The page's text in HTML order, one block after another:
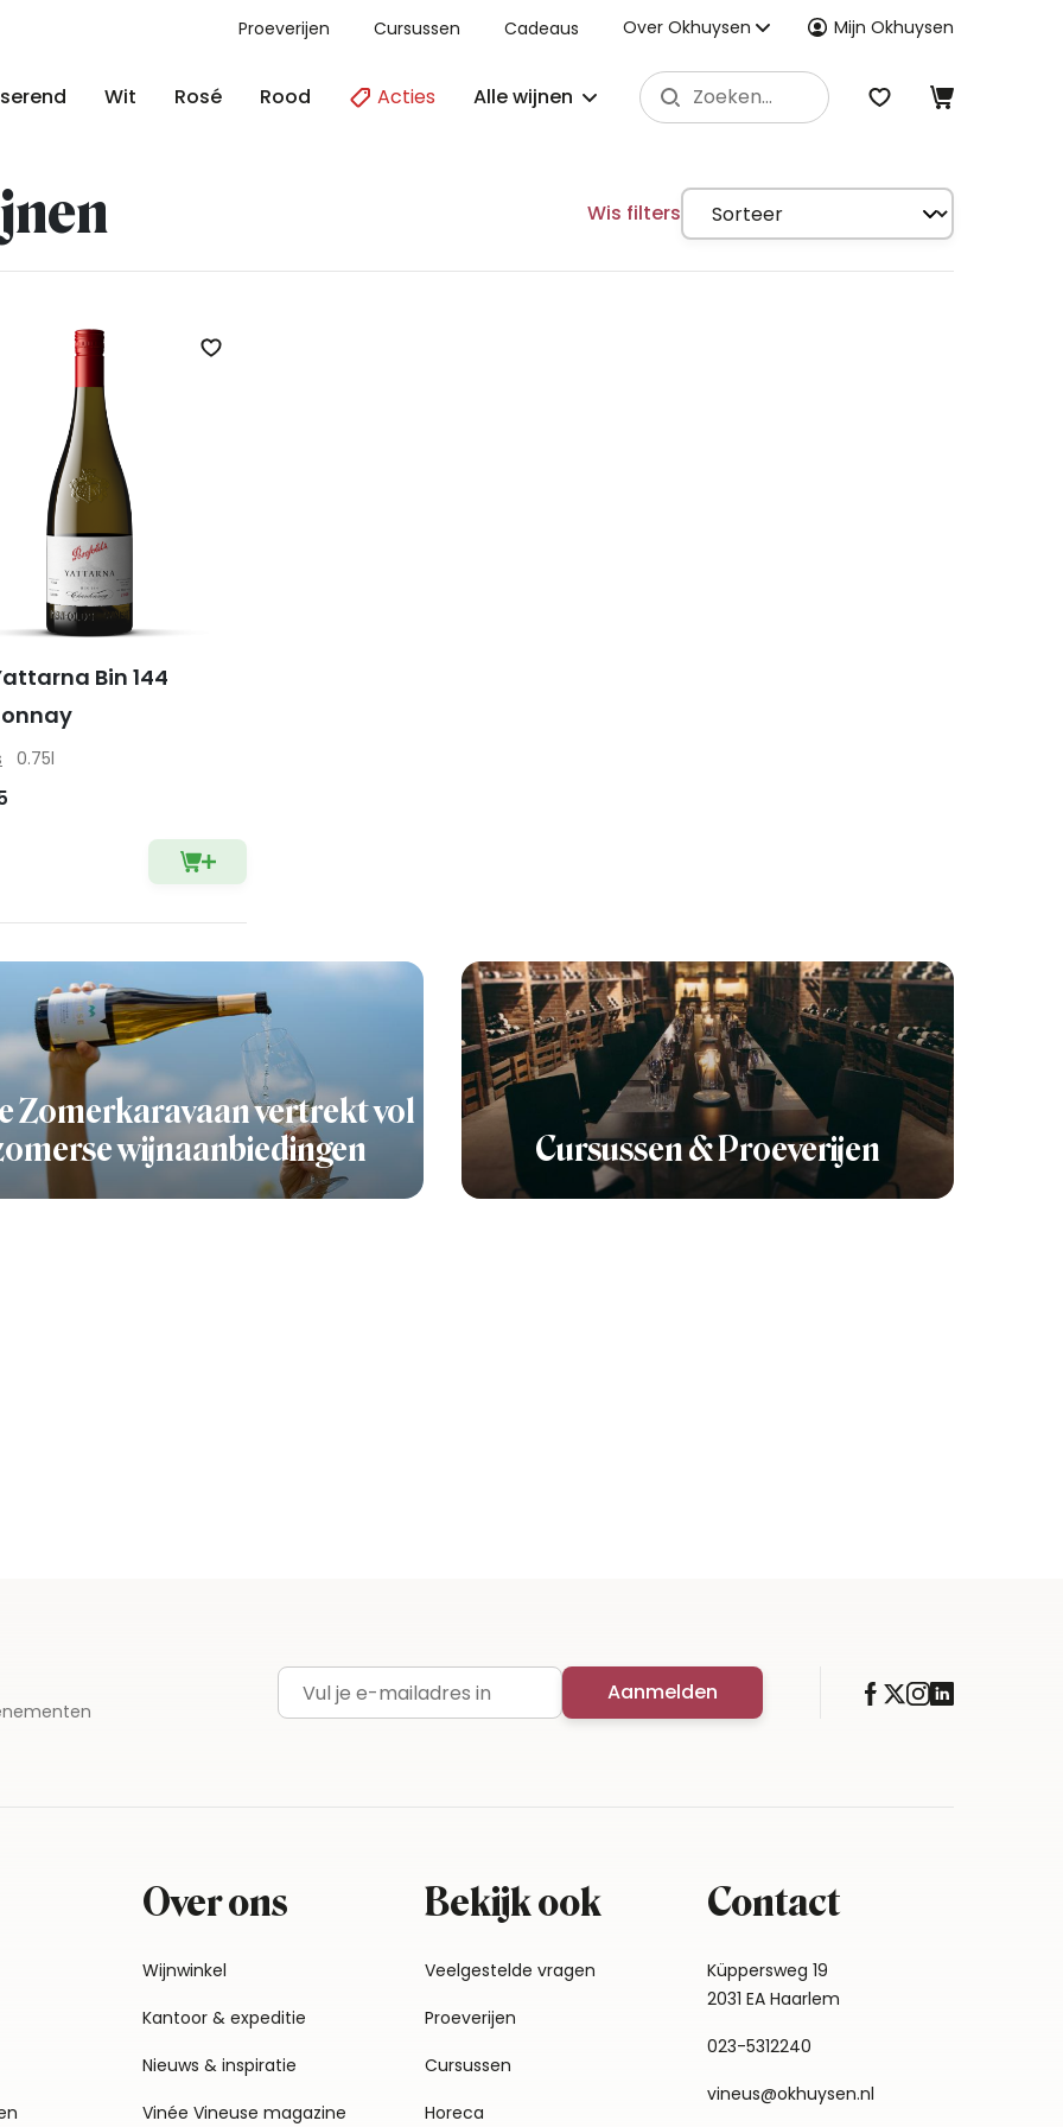
Proeverijen Cursussen Cadeaus Over Okhuysen Mijn Okhuysen
Wit Rosé Rood Acties Alle wijnen
Wis filters
Zomerkaravaan vertrekt vol
wijnaanbiedingen
Cursussen & Proeverijen
Zet op verlanglijst
Bin 144
0.75l
E-mailadres Aanmelden
Over ons
Wijnwinkel
Kantoor & expeditie
Nieuws & inspiratie
Vinée Vineuse magazine
Bekijk ook
Veelgestelde vragen
Proeverijen
Cursussen
Horeca
Contact
Küppersweg 19
2031 EA Haarlem
023-5312240
vineus@okhuysen.nl